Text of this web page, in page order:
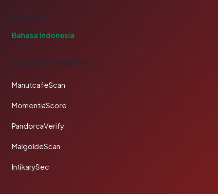
BAHASA
Bahasa Indonesia
TAUTAN SAHABAT
ManutcafeScan
MomentiaScore
PandorcaVerify
MalgoldeScan
IntikarySec